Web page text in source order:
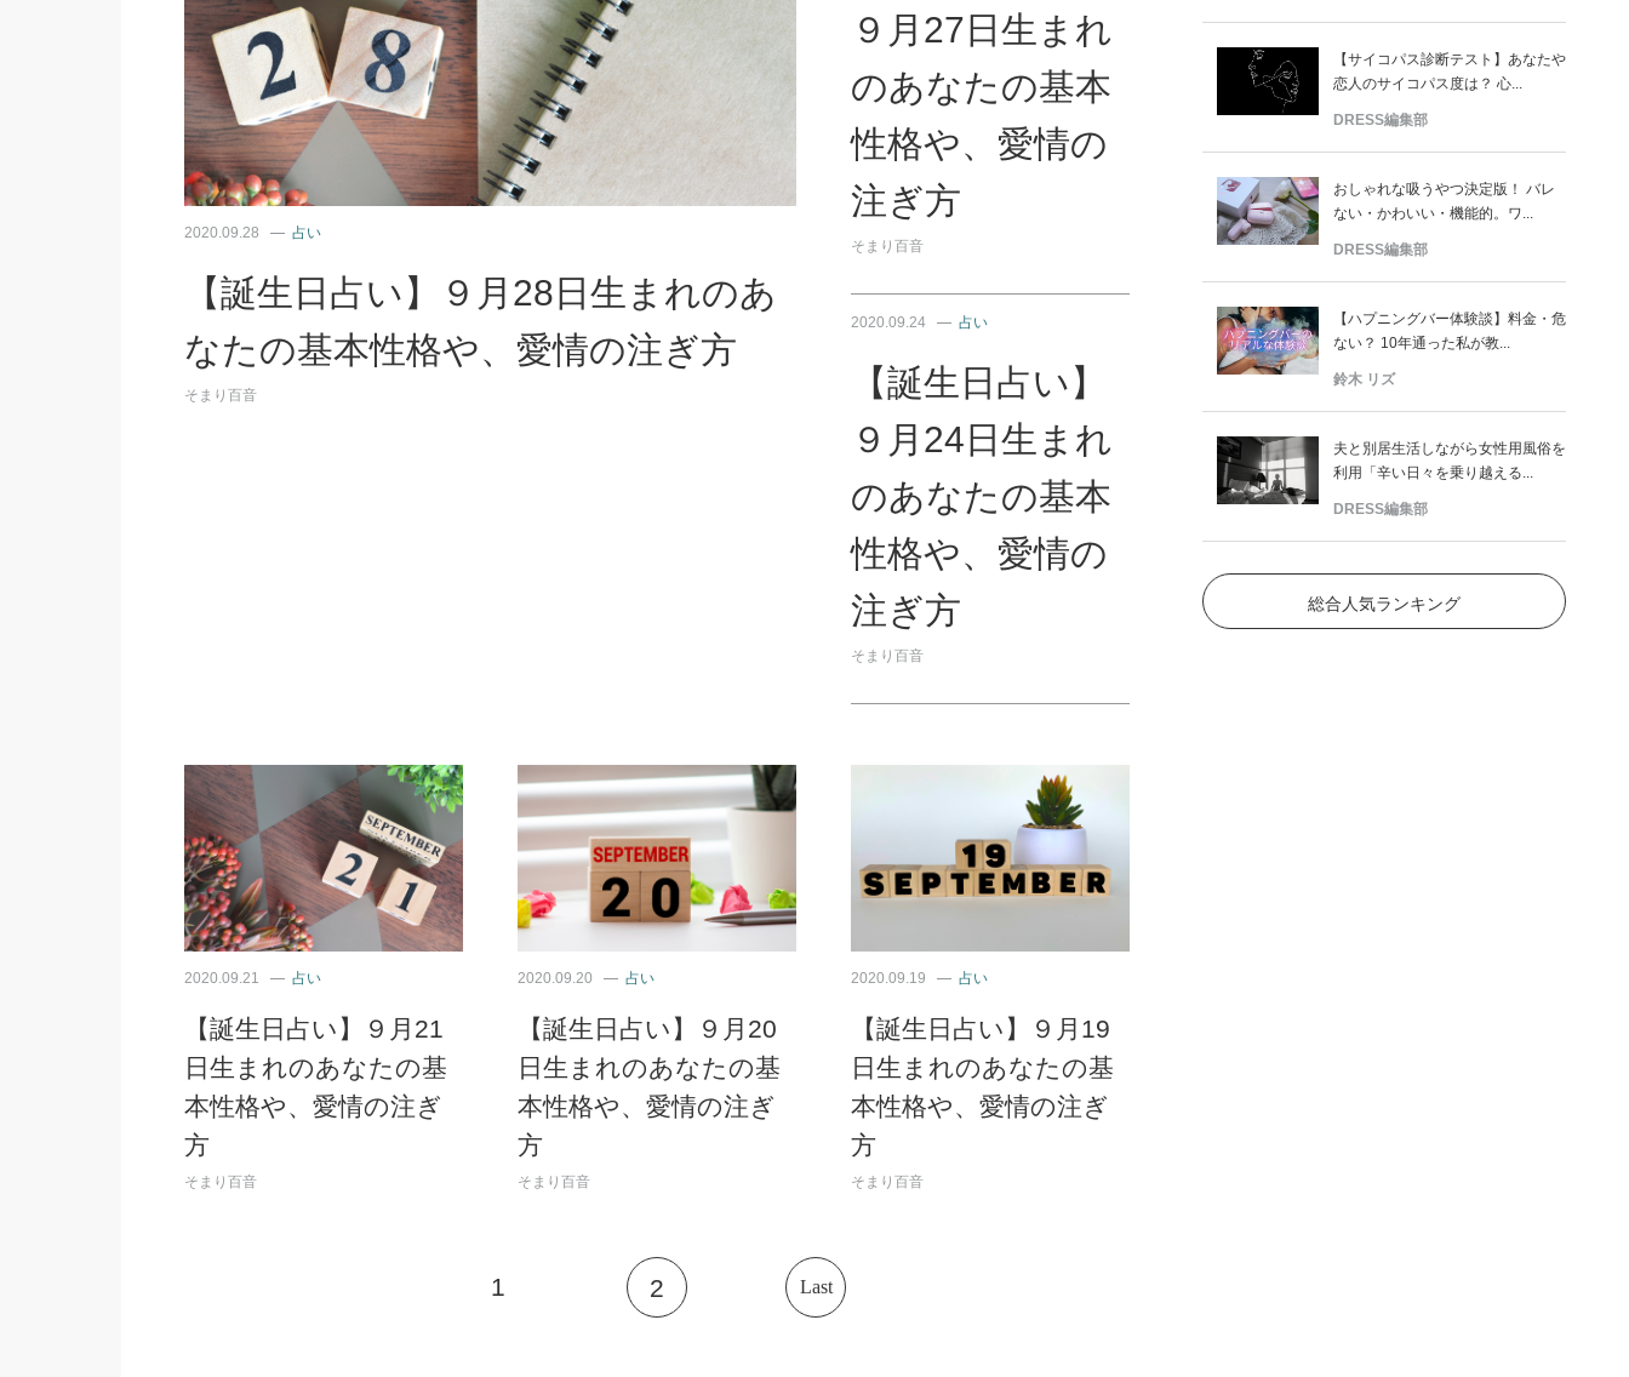
2020.09.28 占い
【誕生日占い】９月28日生まれのあ
なたの基本性格や、愛情の注ぎ方
そまり百音
９月27日生まれ
のあなたの基本
性格や、愛情の
注ぎ方
そまり百音
2020.09.24 占い
【誕生日占い】
９月24日生まれ
のあなたの基本
性格や、愛情の
注ぎ方
そまり百音
2020.09.21 占い
【誕生日占い】９月21
日生まれのあなたの基
本性格や、愛情の注ぎ
方
そまり百音
2020.09.20 占い
【誕生日占い】９月20
日生まれのあなたの基
本性格や、愛情の注ぎ
方
そまり百音
2020.09.19 占い
【誕生日占い】９月19
日生まれのあなたの基
本性格や、愛情の注ぎ
方
そまり百音
1 2 Last
【サイコパス診断テスト】あなたや
恋人のサイコパス度は？ 心...
DRESS編集部
おしゃれな吸うやつ決定版！ バレ
ない・かわいい・機能的。ワ...
DRESS編集部
【ハプニングバー体験談】料金・危
ない？ 10年通った私が教...
鈴木 リズ
夫と別居生活しながら女性用風俗を
利用「辛い日々を乗り越える...
DRESS編集部
総合人気ランキング